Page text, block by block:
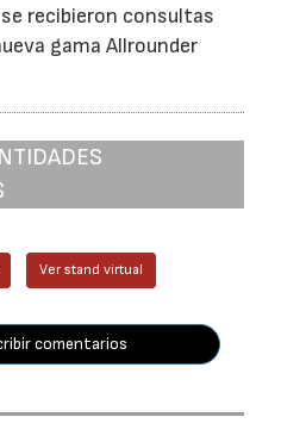
recibieron consultas
gama Allrounder
Ver stand virtual
comentarios